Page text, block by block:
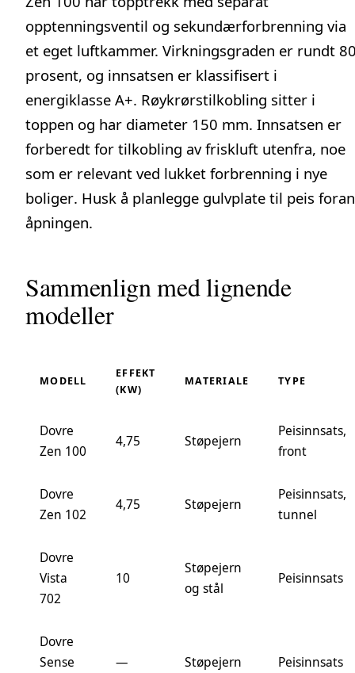
opptenningsventil og sekundærforbrenning via
et eget luftkammer. Virkningsgraden er rundt
prosent, og innsatsen er klassifisert i
energiklasse A+. Røykrørstilkobling sitter i
toppen og har diameter 150 mm. Innsatsen er
forberedt for tilkobling av friskluft utenfra, noe
som er relevant ved lukket forbrenning i nye
boliger. Husk å planlegge gulvplate til peis foran
åpningen.
Sammenlign med lignende
modeller
MODELL
EFFEKT
(KW)
MATERIALE TYPE
Dovre
Zen 100
4,75 Støpejern
Peisinnsats,
front
Dovre
Zen 102
4,75 Støpejern
Peisinnsats,
tunnel
Dovre
Vista
702
10
Støpejern
og stål
Peisinnsats
Dovre
Sense
— Støpejern Peisinnsats